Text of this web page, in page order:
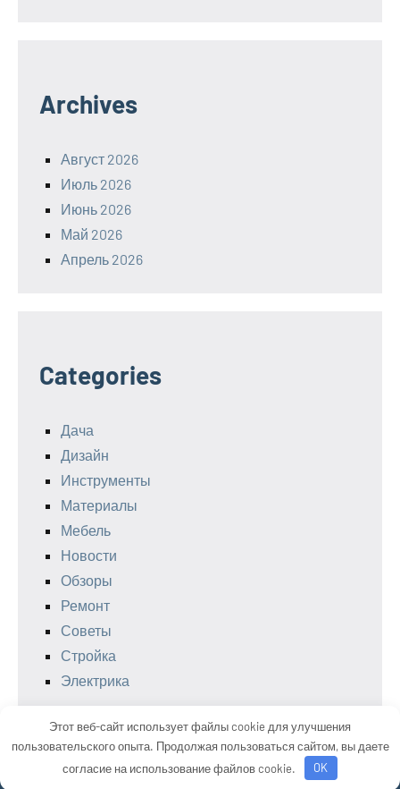
Archives
Август 2026
Июль 2026
Июнь 2026
Май 2026
Апрель 2026
Categories
Дача
Дизайн
Инструменты
Материалы
Мебель
Новости
Обзоры
Ремонт
Советы
Стройка
Электрика
Тема WordPress: Occasio от ThemeZee.
Этот веб-сайт использует файлы cookie для улучшения
пользовательского опыта. Продолжая пользоваться сайтом, вы даете
согласие на использование файлов cookie.
OK